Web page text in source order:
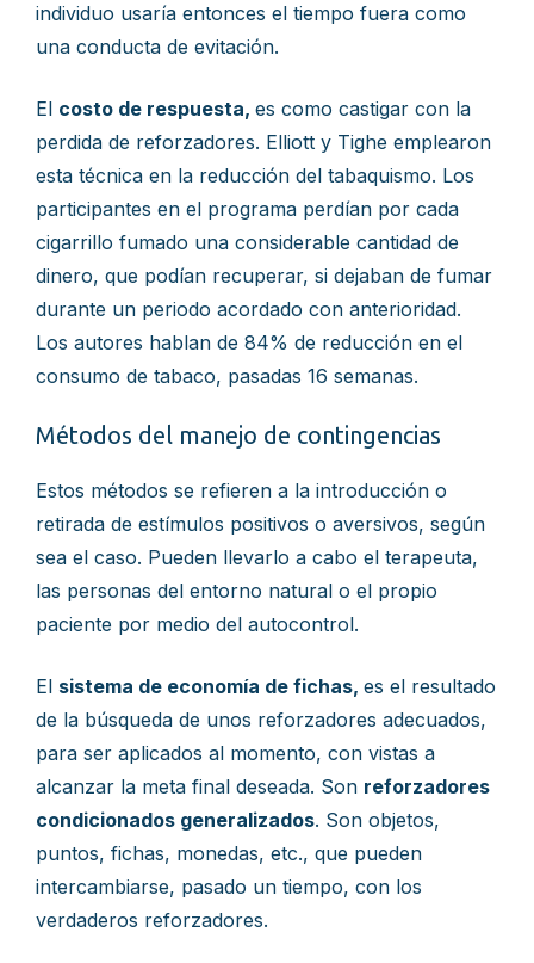
individuo usaría entonces el tiempo fuera como
una conducta de evitación.
El costo de respuesta, es como castigar con la
perdida de reforzadores. Elliott y Tighe emplearon
esta técnica en la reducción del tabaquismo. Los
participantes en el programa perdían por cada
cigarrillo fumado una considerable cantidad de
dinero, que podían recuperar, si dejaban de fumar
durante un periodo acordado con anterioridad.
Los autores hablan de 84% de reducción en el
consumo de tabaco, pasadas 16 semanas.
Métodos del manejo de contingencias
Estos métodos se refieren a la introducción o
retirada de estímulos positivos o aversivos, según
sea el caso. Pueden llevarlo a cabo el terapeuta,
las personas del entorno natural o el propio
paciente por medio del autocontrol.
El sistema de economía de fichas, es el resultado
de la búsqueda de unos reforzadores adecuados,
para ser aplicados al momento, con vistas a
alcanzar la meta final deseada. Son reforzadores
condicionados generalizados. Son objetos,
puntos, fichas, monedas, etc., que pueden
intercambiarse, pasado un tiempo, con los
verdaderos reforzadores.